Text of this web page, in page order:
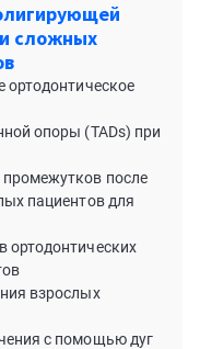
сложных
ортодонтическое
опоры (TADs) при
после
пациентов для
ортодонтических
взрослых
с помощью дуг